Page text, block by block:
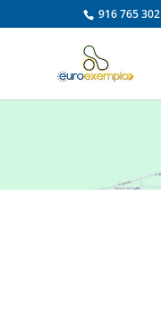
916 765 302